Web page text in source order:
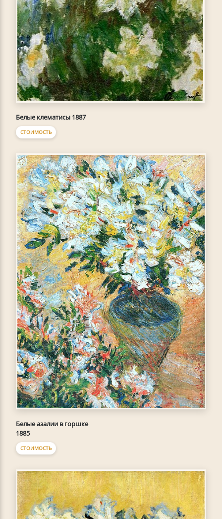
Белые клематисы 1887
СТОИМОСТЬ
Белые азалии в горшке
1885
СТОИМОСТЬ